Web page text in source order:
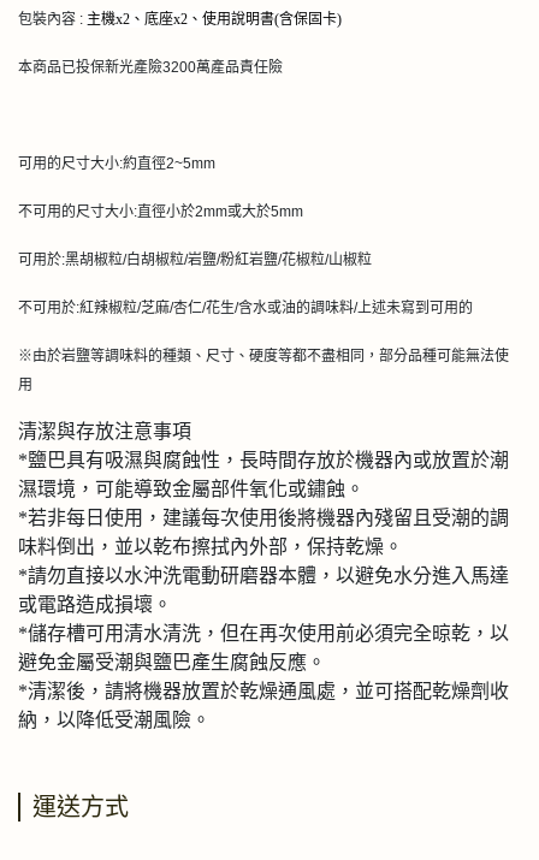
包裝內容 : 主機x2、底座x2、使用說明書(含保固卡)
本商品已投保新光產險3200萬產品責任險
可用的尺寸大小:約直徑2~5mm
不可用的尺寸大小:直徑小於2mm或大於5mm
可用於:黑胡椒粒/白胡椒粒/岩鹽/粉紅岩鹽/花椒粒/山椒粒
不可用於:紅辣椒粒/芝麻/杏仁/花生/含水或油的調味料/上述未寫到可用的
※由於岩鹽等調味料的種類、尺寸、硬度等都不盡相同，部分品種可能無法使
用
清潔與存放注意事項
*鹽巴具有吸濕與腐蝕性，長時間存放於機器內或放置於潮
濕環境，可能導致金屬部件氧化或鏽蝕。
*若非每日使用，建議每次使用後將機器內殘留且受潮的調
味料倒出，並以乾布擦拭內外部，保持乾燥。
*請勿直接以水沖洗電動研磨器本體，以避免水分進入馬達
或電路造成損壞。
*儲存槽可用清水清洗，但在再次使用前必須完全晾乾，以
避免金屬受潮與鹽巴產生腐蝕反應。
*清潔後，請將機器放置於乾燥通風處，並可搭配乾燥劑收
納，以降低受潮風險。
運送方式